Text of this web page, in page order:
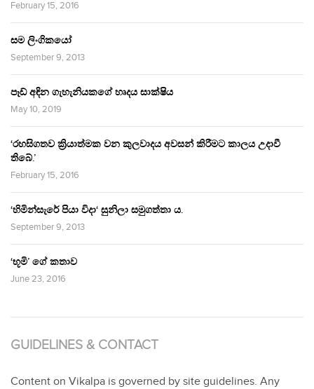
February 15, 2016
සම ලිංගිකයෝ
September 9, 2013
පෑඩ් අඳින ගැහැනියකගේ හෘදය සාක්ෂිය
May 10, 2019
‘රහසිගතව ක්‍රියාත්මක වන කුලවාදය අවසන් කිරීමට කාලය උදාවී
තිබේ.’
February 15, 2016
‘හිමින්සැරේ පියා විදා‘ සුනිලා සමුගත්තා ය.
September 9, 2013
‘භූමි’ ගේ කතාව
June 23, 2016
GUIDELINES & CONTACT
Content on Vikalpa is governed by site guidelines. Any